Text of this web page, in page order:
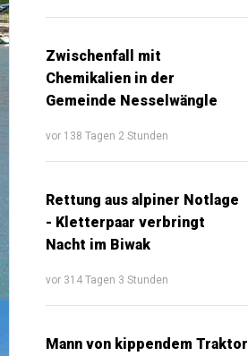
Zwischenfall mit
Chemikalien in der
Gemeinde Nesselwängle
vor 138 Tagen 2 Stunden
Rettung aus alpiner Notlage
- Kletterpaar verbringt
Nacht im Biwak
vor 314 Tagen 3 Stunden
Mann von kippendem Traktor